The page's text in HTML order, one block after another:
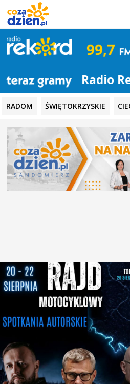
Radio
RADOM ŚWIĘTOKRZYSKIE